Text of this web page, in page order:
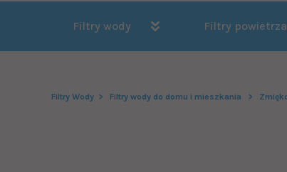
Filtry wody Filtry powietrza
Filtry Wody Filtry wody do domu i mieszkania